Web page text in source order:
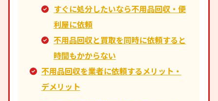
すぐに処分したいなら不用品回収・便
利屋に依頼
不用品回収と買取を同時に依頼すると
時間もかからない
不用品回収を業者に依頼するメリット・
デメリット